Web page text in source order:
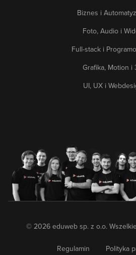
Biznes i
Foto, Audio i
Full-stack i
Grafika, Motion i
UI, UX i
© 2026 eduweb sp. z o.o.
Regulamin Polityka